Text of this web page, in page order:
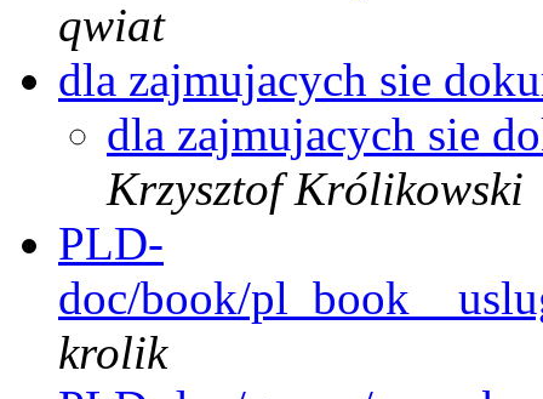
qwiat
dla zajmujacych sie
dla zajmujacych sie
Krzysztof Królikowski
PLD-
doc/book/
krolik